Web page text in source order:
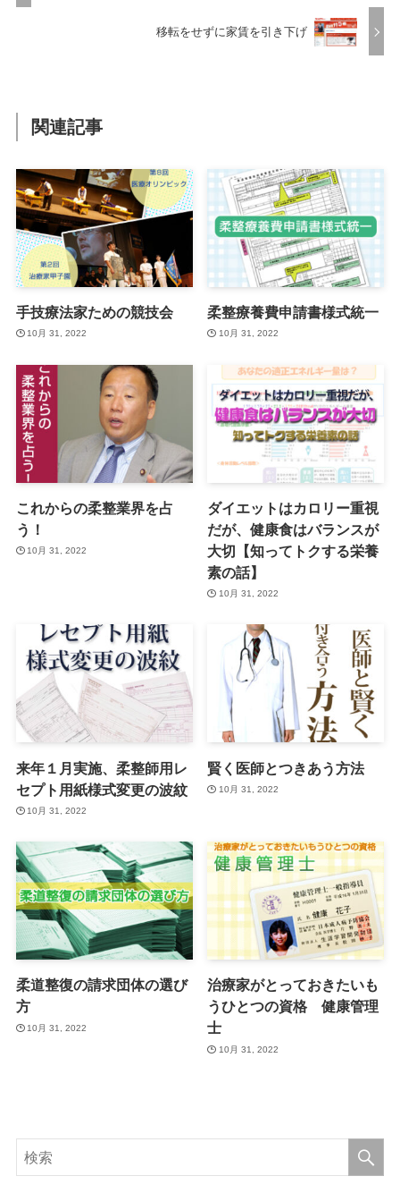
移転をせずに家賃を引き下げ
関連記事
手技療法家ための競技会
10月 31, 2022
柔整療養費申請書様式統一
10月 31, 2022
これからの柔整業界を占
う！
10月 31, 2022
ダイエットはカロリー重視
だが、健康食はバランスが
大切【知ってトクする栄養
素の話】
10月 31, 2022
来年１月実施、柔整師用レ
セプト用紙様式変更の波紋
10月 31, 2022
賢く医師とつきあう方法
10月 31, 2022
柔道整復の請求団体の選び
方
10月 31, 2022
治療家がとっておきたいも
うひとつの資格 健康管理
士
10月 31, 2022